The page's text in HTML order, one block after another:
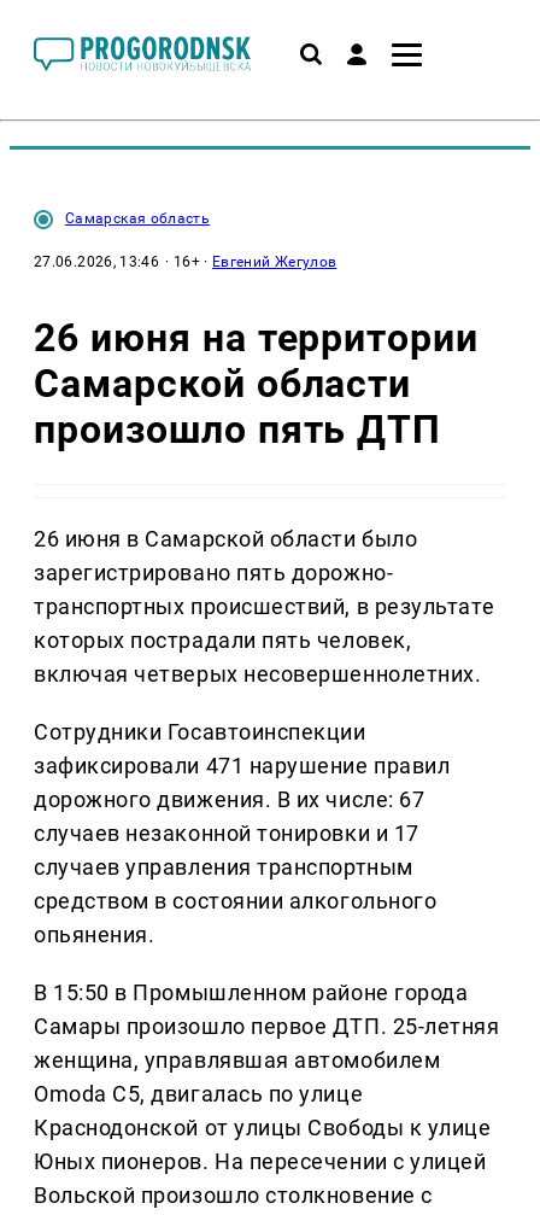
Самарская область
27.06.2026, 13:46 · 16+ · Евгений Жегулов
26 июня на территории
Самарской области
произошло пять ДТП
26 июня в Самарской области было
зарегистрировано пять дорожно-
транспортных происшествий, в результате
которых пострадали пять человек,
включая четверых несовершеннолетних.
Сотрудники Госавтоинспекции
зафиксировали 471 нарушение правил
дорожного движения. В их числе: 67
случаев незаконной тонировки и 17
случаев управления транспортным
средством в состоянии алкогольного
опьянения.
В 15:50 в Промышленном районе города
Самары произошло первое ДТП. 25-летняя
женщина, управлявшая автомобилем
Omoda C5, двигалась по улице
Краснодонской от улицы Свободы к улице
Юных пионеров. На пересечении с улицей
Вольской произошло столкновение с